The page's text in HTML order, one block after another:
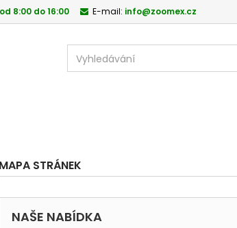
8:00 do 16:00 E-mail: info@zoomex.cz
MAPA STRÁNEK
NAŠE NABÍDKA